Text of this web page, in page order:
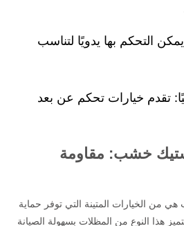
التحكم بها يدويًا لتناسب
تقدم خيارات تحكم عن بعد
خشب: مقاومة
من الخيارات المتينة التي توفر حماية
هذا النوع من المظلات بسهولة الصيانة